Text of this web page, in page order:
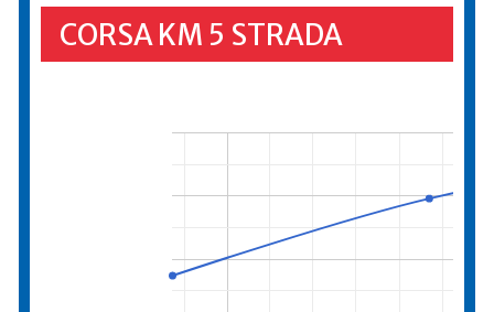
CORSA KM 5 STRADA